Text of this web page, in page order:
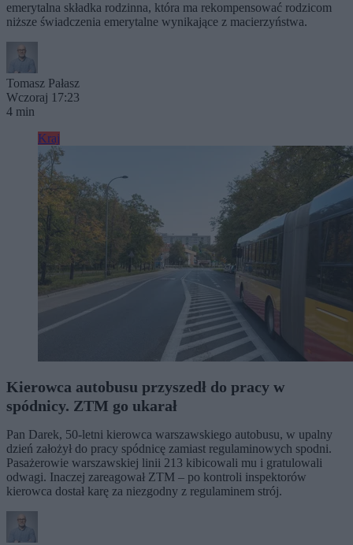
emerytalna składka rodzinna, która ma rekompensować rodzicom
niższe świadczenia emerytalne wynikające z macierzyństwa.
Tomasz Pałasz
Wczoraj 17:23
4 min
Kraj
Kierowca autobusu przyszedł do pracy w
spódnicy. ZTM go ukarał
Pan Darek, 50-letni kierowca warszawskiego autobusu, w upalny
dzień założył do pracy spódnicę zamiast regulaminowych spodni.
Pasażerowie warszawskiej linii 213 kibicowali mu i gratulowali
odwagi. Inaczej zareagował ZTM – po kontroli inspektorów
kierowca dostał karę za niezgodny z regulaminem strój.